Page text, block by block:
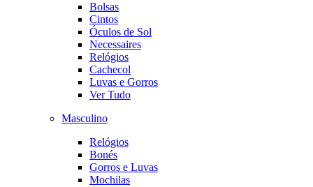
Bolsas
Cintos
Óculos de Sol
Necessaires
Relógios
Cachecol
Luvas e Gorros
Ver Tudo
Masculino
Relógios
Bonés
Gorros e Luvas
Mochilas